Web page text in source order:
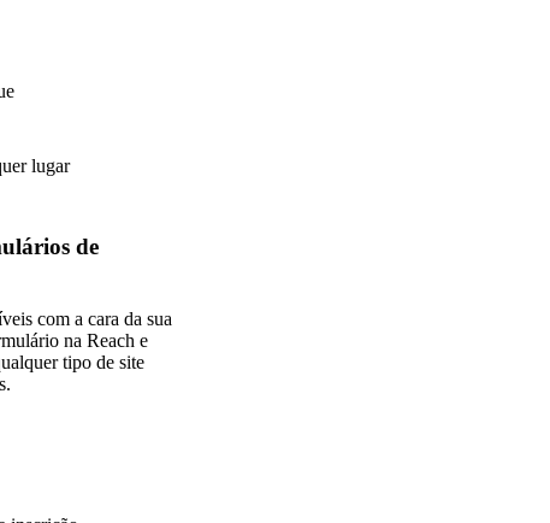
lugar
de
com a cara da sua
na Reach e
tipo de site